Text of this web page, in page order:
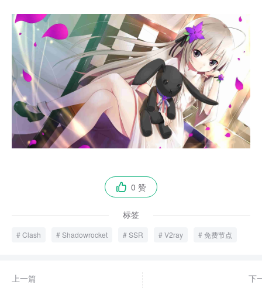
 0 赞
标签
Clash Shadowrocket SSR V2ray 免费节点
上一篇
下